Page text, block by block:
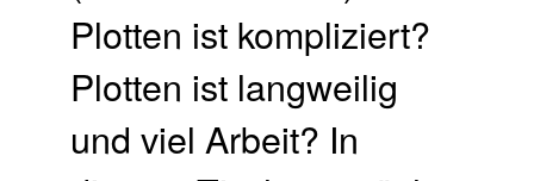
Plotten ist kompliziert?
Plotten ist langweilig
und viel Arbeit? In